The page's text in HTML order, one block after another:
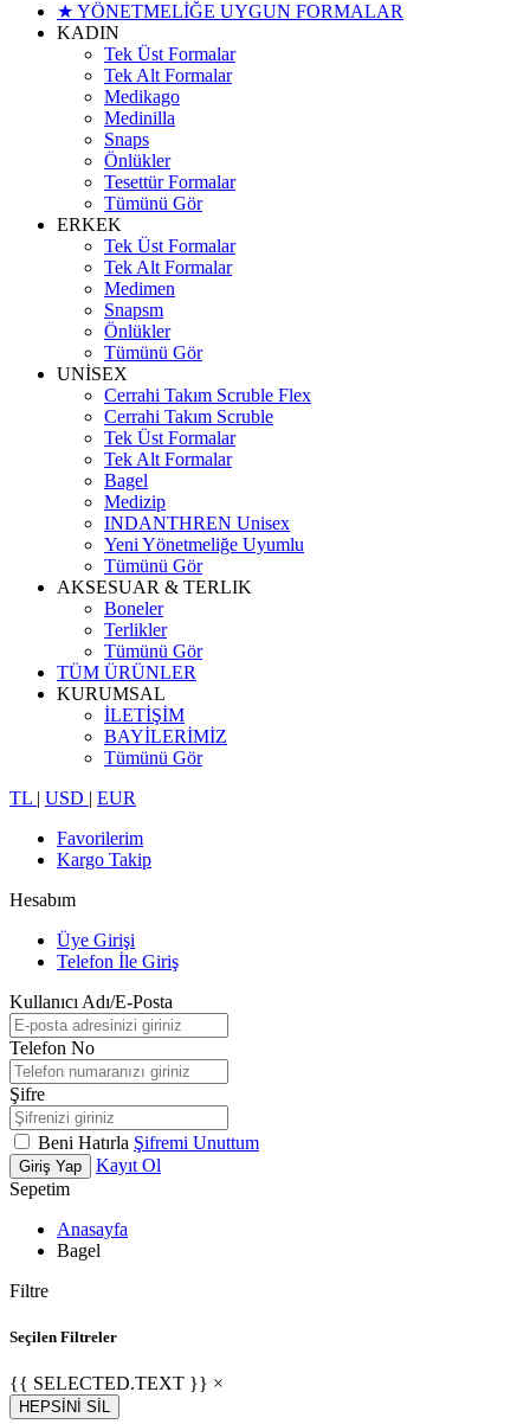
★ YÖNETMELİĞE UYGUN FORMALAR
KADIN
Tek Üst Formalar
Tek Alt Formalar
Medikago
Medinilla
Snaps
Önlükler
Tesettür Formalar
Tümünü Gör
ERKEK
Tek Üst Formalar
Tek Alt Formalar
Medimen
Snapsm
Önlükler
Tümünü Gör
UNİSEX
Cerrahi Takım Scruble Flex
Cerrahi Takım Scruble
Tek Üst Formalar
Tek Alt Formalar
Bagel
Medizip
INDANTHREN Unisex
Yeni Yönetmeliğe Uyumlu
Tümünü Gör
AKSESUAR & TERLIK
Boneler
Terlikler
Tümünü Gör
TÜM ÜRÜNLER
KURUMSAL
İLETİŞİM
BAYİLERİMİZ
Tümünü Gör
TL | USD | EUR
Favorilerim
Kargo Takip
Hesabım
Üye Girişi
Telefon İle Giriş
Kullanıcı Adı/E-Posta
Telefon No
Şifre
Beni Hatırla Şifremi Unuttum
Giriş Yap
Kayıt Ol
Sepetim
Anasayfa
Bagel
Filtre
Seçilen Filtreler
{{ SELECTED.TEXT }} ×
HEPSİNİ SİL